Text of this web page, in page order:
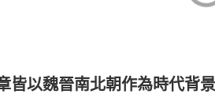
皆以魏晉南北朝作為時代背